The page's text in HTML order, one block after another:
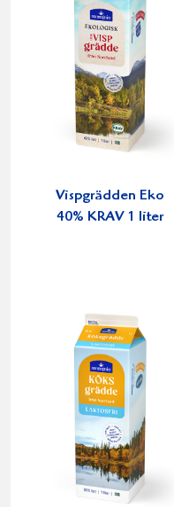
Vispgrädden Eko
40% KRAV 1 liter